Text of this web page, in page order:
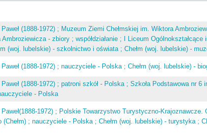
(1888-1972) ; Muzeum Ziemi Chełmskiej im. Wiktora
- zbiory ; współdziałanie ; I Liceum Ogólnokształcące
(woj. lubelskie) - szkolnictwo i oświata ; Chełm (woj. lubelskie) -
(1888-1972) ; nauczyciele - Polska ; Chełm (woj. lubelskie) -
(1888-1972) ; patroni szkół - Polska ; Szkoła Podstawowa nr 6
- Polska
1972) ; Polskie Towarzystwo Turystyczno-Krajoznawcze.
; nauczyciele - Polska ; Chełm (woj. lubelskie) - turystyka ;